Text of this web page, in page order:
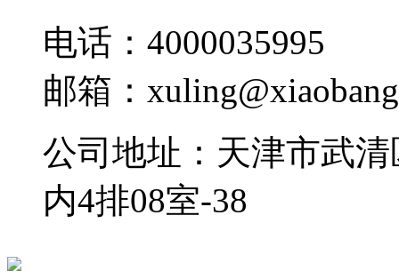
电话：4000035995
邮箱：
公司地址：天津市武
内4排08室-38